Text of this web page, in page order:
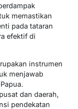
memastikan
pada tataran
efektif di
instrumen
menjawab
dan daerah,
pendekatan